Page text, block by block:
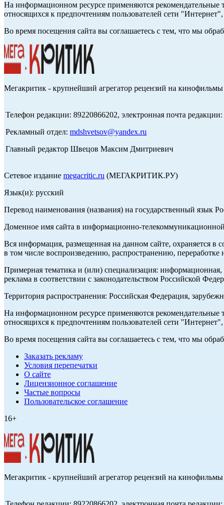
На информационном ресурсе применяются рекомендательные
относящихся к предпочтениям пользователей сети
Во время посещения сайта вы соглашаетесь с тем, что мы
Мегакритик - крупнейший агрегатор рецензий на кинофильмы
Телефон редакции: 89220866202, электронная почта редакции:
Рекламный отдел: mdshvetsov@yandex.ru
Главный редактор Швецов Максим Дмитриевич
Сетевое издание megacritic.ru (МЕГАКРИТИК.РУ)
Язык(и): русский
Перевод наименования (названия) на государственный язык
Доменное имя сайта в информационно-телекоммуникационной
Вся информация, размещенная на данном сайте, охраняется в
в том числе воспроизведению, распространению, переработке
Примерная тематика и (или) специализация: информационная,
реклама в соответствии с законодательством Российской
Территория распространения: Российская Федерация,
На информационном ресурсе применяются рекомендательные
относящихся к предпочтениям пользователей сети
Во время посещения сайта вы соглашаетесь с тем, что мы
Заказать рекламу
Условия перепечатки
О сайте
Лицензионное соглашение
Частые вопросы
Пользовательское соглашение
16+
Мегакритик - крупнейший агрегатор рецензий на кинофильмы